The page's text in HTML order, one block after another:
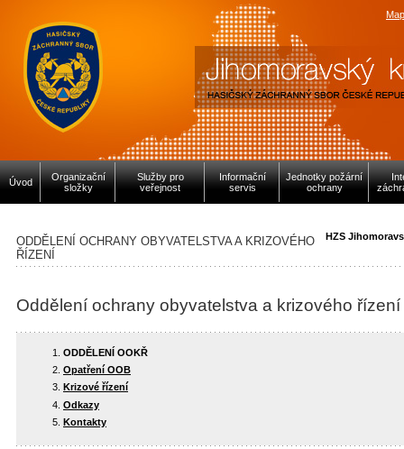
Úvod
Organizační
složky
Služby pro
veřejnost
Informační
servis
Jednotky požární
ochrany
HZS
ODDĚLENÍ OCHRANY OBYVATELSTVA A KRIZOVÉHO
ŘÍZENÍ
Oddělení ochrany obyvatelstva a krizového řízení
ODDĚLENÍ OOKŘ
Opatření OOB
Krizové řízení
Odkazy
Kontakty